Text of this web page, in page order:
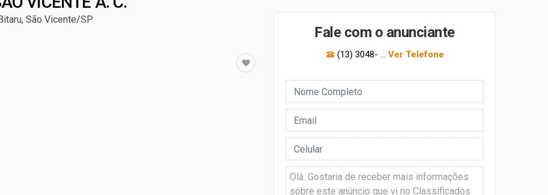
do piso mínimo do frete
para proteção de crianças e adolescentes contra conteúdos inadequados
São Vicente/SP
Fale com o anunciante
(13) 3048- ... Ver Telefone